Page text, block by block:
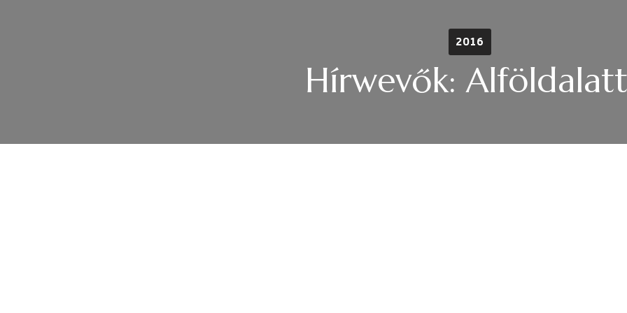
2016
Hírwevők: